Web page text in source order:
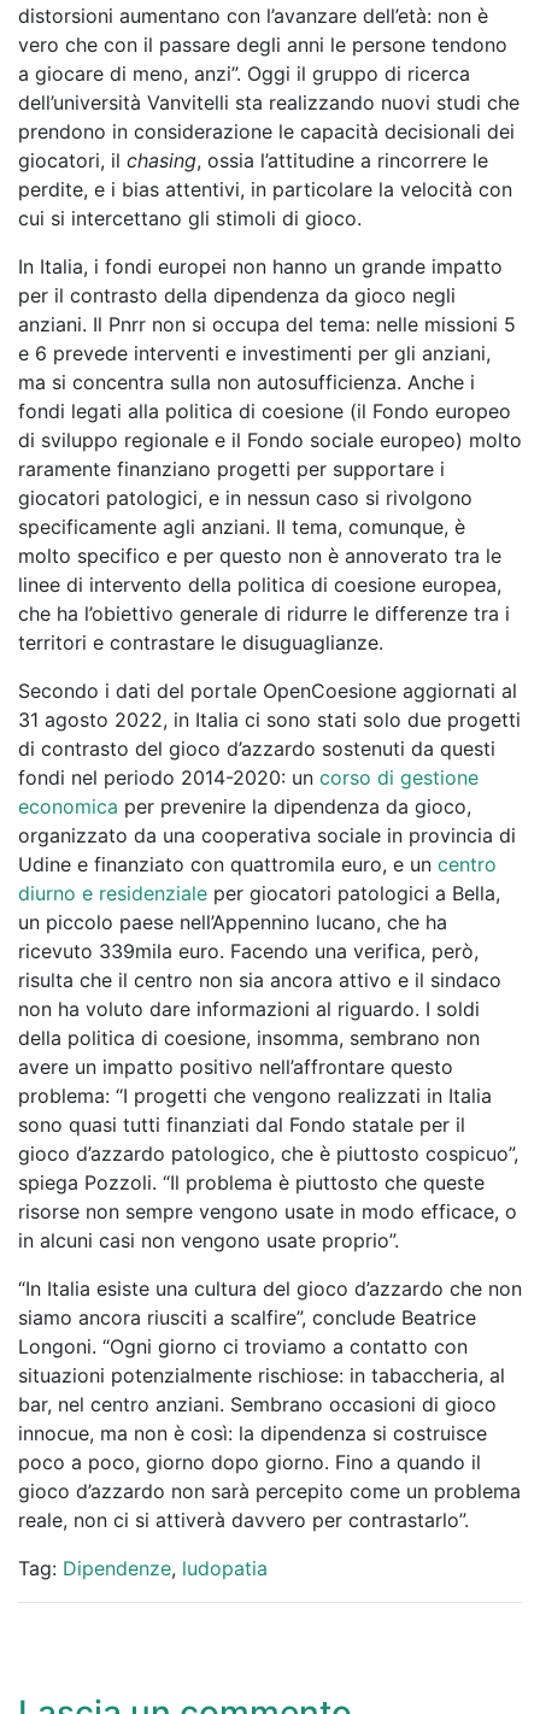
distorsioni aumentano con l’avanzare dell’età: non è
vero che con il passare degli anni le persone tendono
a giocare di meno, anzi”. Oggi il gruppo di ricerca
dell’università Vanvitelli sta realizzando nuovi studi che
prendono in considerazione le capacità decisionali dei
giocatori, il chasing, ossia l’attitudine a rincorrere le
perdite, e i bias attentivi, in particolare la velocità con
cui si intercettano gli stimoli di gioco.
In Italia, i fondi europei non hanno un grande impatto
per il contrasto della dipendenza da gioco negli
anziani. Il Pnrr non si occupa del tema: nelle missioni 5
e 6 prevede interventi e investimenti per gli anziani,
ma si concentra sulla non autosufficienza. Anche i
fondi legati alla politica di coesione (il Fondo europeo
di sviluppo regionale e il Fondo sociale europeo) molto
raramente finanziano progetti per supportare i
giocatori patologici, e in nessun caso si rivolgono
specificamente agli anziani. Il tema, comunque, è
molto specifico e per questo non è annoverato tra le
linee di intervento della politica di coesione europea,
che ha l’obiettivo generale di ridurre le differenze tra i
territori e contrastare le disuguaglianze.
Secondo i dati del portale OpenCoesione aggiornati al
31 agosto 2022, in Italia ci sono stati solo due progetti
di contrasto del gioco d’azzardo sostenuti da questi
fondi nel periodo 2014-2020: un corso di gestione
economica per prevenire la dipendenza da gioco,
organizzato da una cooperativa sociale in provincia di
Udine e finanziato con quattromila euro, e un centro
diurno e residenziale per giocatori patologici a Bella,
un piccolo paese nell’Appennino lucano, che ha
ricevuto 339mila euro. Facendo una verifica, però,
risulta che il centro non sia ancora attivo e il sindaco
non ha voluto dare informazioni al riguardo. I soldi
della politica di coesione, insomma, sembrano non
avere un impatto positivo nell’affrontare questo
problema: “I progetti che vengono realizzati in Italia
sono quasi tutti finanziati dal Fondo statale per il
gioco d’azzardo patologico, che è piuttosto cospicuo”,
spiega Pozzoli. “Il problema è piuttosto che queste
risorse non sempre vengono usate in modo efficace, o
in alcuni casi non vengono usate proprio”.
“In Italia esiste una cultura del gioco d’azzardo che non
siamo ancora riusciti a scalfire”, conclude Beatrice
Longoni. “Ogni giorno ci troviamo a contatto con
situazioni potenzialmente rischiose: in tabaccheria, al
bar, nel centro anziani. Sembrano occasioni di gioco
innocue, ma non è così: la dipendenza si costruisce
poco a poco, giorno dopo giorno. Fino a quando il
gioco d’azzardo non sarà percepito come un problema
reale, non ci si attiverà davvero per contrastarlo”.
Tag: Dipendenze, ludopatia